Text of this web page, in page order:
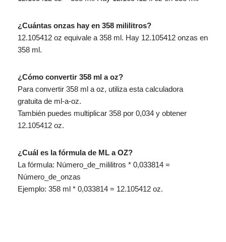
¿Cuántas onzas hay en 358 mililitros?
12.105412 oz equivale a 358 ml. Hay 12.105412 onzas en
358 ml.
¿Cómo convertir 358 ml a oz?
Para convertir 358 ml a oz, utiliza esta calculadora
gratuita de ml-a-oz.
También puedes multiplicar 358 por 0,034 y obtener
12.105412 oz.
¿Cuál es la fórmula de ML a OZ?
La fórmula: Número_de_mililitros * 0,033814 =
Número_de_onzas
Ejemplo: 358 ml * 0,033814 = 12.105412 oz.